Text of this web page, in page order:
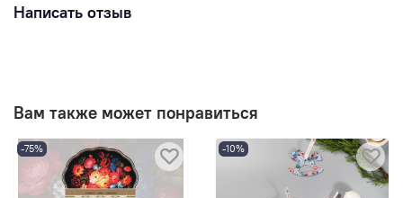
Написать отзыв
Вам также может понравиться
-75% -10%